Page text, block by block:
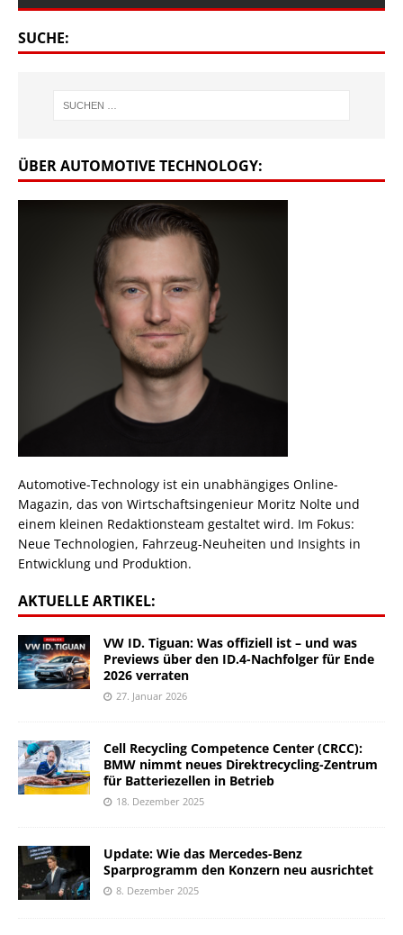
SUCHE:
ÜBER AUTOMOTIVE TECHNOLOGY:
Automotive-Technology ist ein unabhängiges Online-
Magazin, das von Wirtschaftsingenieur Moritz Nolte und
einem kleinen Redaktionsteam gestaltet wird. Im Fokus:
Neue Technologien, Fahrzeug-Neuheiten und Insights in
Entwicklung und Produktion.
AKTUELLE ARTIKEL:
VW ID. Tiguan: Was offiziell ist – und was
Previews über den ID.4-Nachfolger für Ende
2026 verraten
27. Januar 2026
Cell Recycling Competence Center (CRCC):
BMW nimmt neues Direktrecycling-Zentrum
für Batteriezellen in Betrieb
18. Dezember 2025
Update: Wie das Mercedes-Benz
Sparprogramm den Konzern neu ausrichtet
8. Dezember 2025